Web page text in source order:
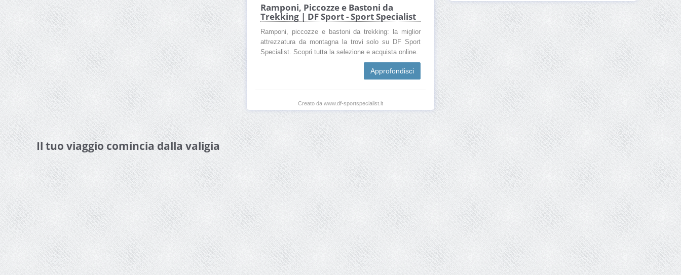
Ramponi, Piccozze e Bastoni da
Trekking | DF Sport - Sport Specialist
Ramponi, piccozze e bastoni da trekking: la miglior
attrezzatura da montagna la trovi solo su DF Sport
Specialist. Scopri tutta la selezione e acquista online.
Approfondisci
Creato da www.df-sportspecialist.it
Il tuo viaggio comincia dalla valigia